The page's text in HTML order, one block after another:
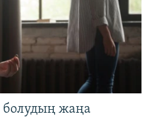
болудың жаңа